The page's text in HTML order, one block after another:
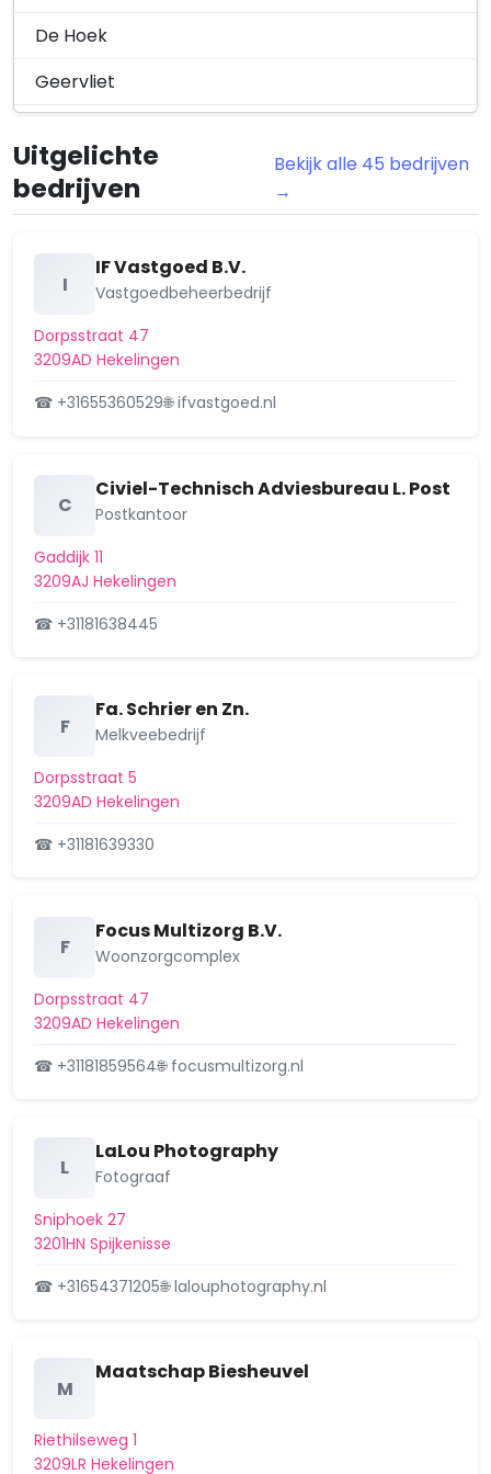
het vervangen van het dakkap…
Hekelingen
12 mei 2025
Gemeente Nissewaard - Ingetrokken
omgevingsvergunning voor het
aanpassen van de…
Overig
17 april 2025
De Hoek
Geervliet
Groenewoud
Groot water
Halfweg
Hekelingen
Hoogwerf
Schenkel
Simonshaven
Sterrenkwartier
Vogelenzang
Vriesland
Uitgelichte
bedrijven
Bekijk alle 45 bedrijven
→
I
IF Vastgoed B.V.
Vastgoedbeheerbedrijf
Dorpsstraat 47
3209AD Hekelingen
☎ +31655360529🌐 ifvastgoed.nl
C
Civiel-Technisch Adviesbureau L. Post
Postkantoor
Gaddijk 11
3209AJ Hekelingen
☎ +31181638445
F
Fa. Schrier en Zn.
Melkveebedrijf
Dorpsstraat 5
3209AD Hekelingen
☎ +31181639330
F
Focus Multizorg B.V.
Woonzorgcomplex
Dorpsstraat 47
3209AD Hekelingen
☎ +31181859564🌐 focusmultizorg.nl
L
LaLou Photography
Fotograaf
Sniphoek 27
3201HN Spijkenisse
☎ +31654371205🌐 lalouphotography.nl
M
Maatschap Biesheuvel
Riethilseweg 1
3209LR Hekelingen